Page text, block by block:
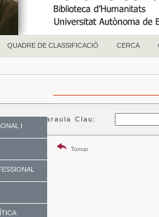
QUADRE DE CLASSIFICACIÓ CERCA
I
Paraula Clau:
Tornar